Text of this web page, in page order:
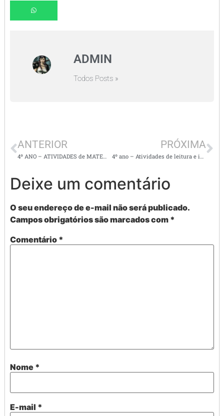
ADMIN
Todos Posts »
ANTERIOR
4º ANO – ATIVIDADES de MATEMÁTICA – NÚMEROS, OPERAÇÕES E SITUAÇÕES PROBLEMA
PRÓXIMA
4º ano – Atividades de leitura e interpretação de texto; As serpentes que roubaram a noite.
Deixe um comentário
O seu endereço de e-mail não será publicado.
Campos obrigatórios são marcados com *
Comentário *
Nome *
E-mail *